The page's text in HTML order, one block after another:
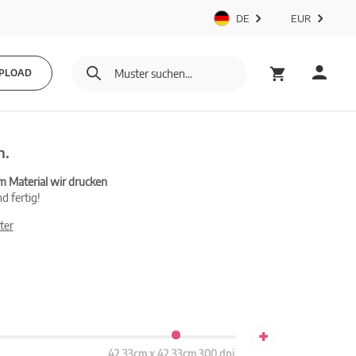
DE EUR
Material wir drucken
fertig!
+